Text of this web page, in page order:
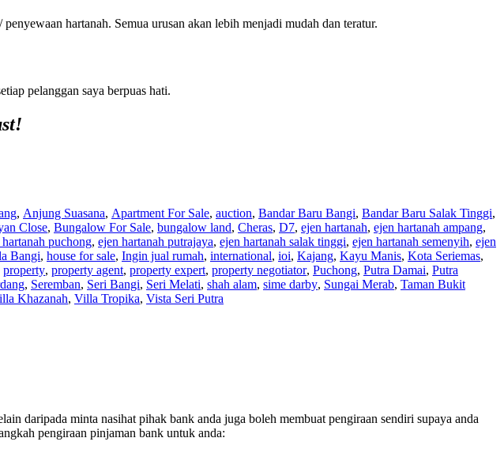
hartanah. Semua urusan akan lebih menjadi mudah dan teratur.
pelanggan saya berpuas hati.
, Anjung Suasana, Apartment For Sale, auction, Bandar Baru Bangi, Bandar Baru Salak Tinggi,
Close, Bungalow For Sale, bungalow land, Cheras, D7, ejen hartanah, ejen hartanah ampang,
hartanah puchong, ejen hartanah putrajaya, ejen hartanah salak tinggi, ejen hartanah semenyih, ejen
Bangi, house for sale, Ingin jual rumah, international, ioi, Kajang, Kayu Manis, Kota Seriemas,
property, property agent, property expert, property negotiator, Puchong, Putra Damai, Putra
, Seremban, Seri Bangi, Seri Melati, shah alam, sime darby, Sungai Merab, Taman Bukit
Khazanah, Villa Tropika, Vista Seri Putra
daripada minta nasihat pihak bank anda juga boleh membuat pengiraan sendiri supaya anda
pengiraan pinjaman bank untuk anda: